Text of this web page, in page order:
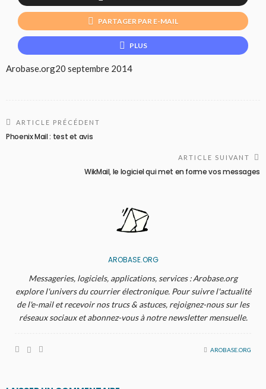
PARTAGER PAR E-MAIL
PLUS
Arobase.org20 septembre 2014
ARTICLE PRÉCÉDENT
Phoenix Mail : test et avis
ARTICLE SUIVANT
WikMail, le logiciel qui met en forme vos messages
AROBASE.ORG
Messageries, logiciels, applications, services : Arobase.org
explore l'univers du courrier électronique. Pour suivre l'actualité
de l'e-mail et recevoir nos trucs & astuces, rejoignez-nous sur les
réseaux sociaux et abonnez-vous à notre newsletter mensuelle.
AROBASE.ORG